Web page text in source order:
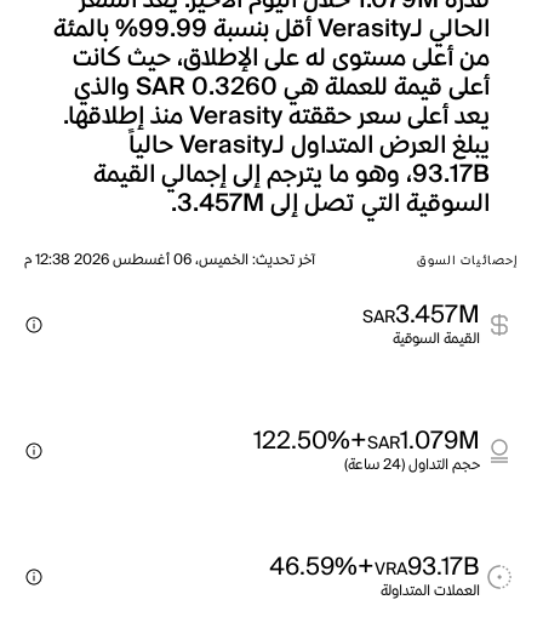
الحالي لـVerasity أقل بنسبة 99.99% بالمئة
من أعلى مستوى له على الإطلاق، حيث كانت
أعلى قيمة للعملة هي SAR 0.3260 والذي
يعد أعلى سعر حققته Verasity منذ إطلاقها.
يبلغ العرض المتداول لـVerasity حالياً
93.17B، وهو ما يترجم إلى إجمالي القيمة
السوقية التي تصل إلى 3.457M.
إحصائيات السوق آخر تحديث:الخميس، 06 أغسطس 2026 12:38 م
3.457M
SAR
القيمة السوقية
1.079M
SAR
+122.50%
حجم التداول (24 ساعة)
93.17B
VRA
+46.59%
العملات المتداولة